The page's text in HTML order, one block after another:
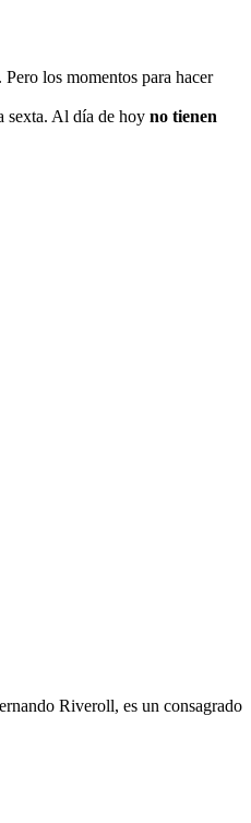
los momentos para hacer
sexta. Al día de hoy no tienen
Riveroll, es un consagrado